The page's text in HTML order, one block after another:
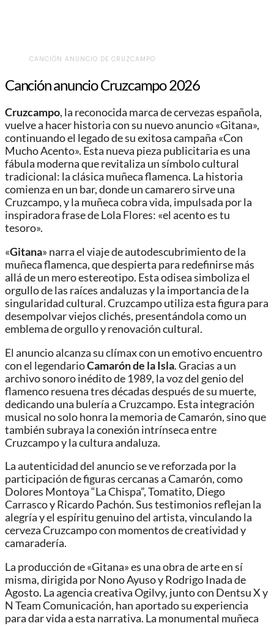
CANCIÓN ANUNCIO DE CRUZCAMPO
Canción anuncio Cruzcampo 2026
Cruzcampo, la reconocida marca de cervezas española,
vuelve a hacer historia con su nuevo anuncio «Gitana»,
continuando el legado de su exitosa campaña «Con
Mucho Acento». Esta nueva pieza publicitaria es una
fábula moderna que revitaliza un símbolo cultural
tradicional: la clásica muñeca flamenca. La historia
comienza en un bar, donde un camarero sirve una
Cruzcampo, y la muñeca cobra vida, impulsada por la
inspiradora frase de Lola Flores: «el acento es tu
tesoro».
«Gitana» narra el viaje de autodescubrimiento de la
muñeca flamenca, que despierta para redefinirse más
allá de un mero estereotipo. Esta odisea simboliza el
orgullo de las raíces andaluzas y la importancia de la
singularidad cultural. Cruzcampo utiliza esta figura para
desempolvar viejos clichés, presentándola como un
emblema de orgullo y renovación cultural.
El anuncio alcanza su clímax con un emotivo encuentro
con el legendarioCamarón de la Isla. Gracias a un
archivo sonoro inédito de 1989, la voz del genio del
flamenco resuena tres décadas después de su muerte,
dedicando una bulería a Cruzcampo. Esta integración
musical no solo honra la memoria de Camarón, sino que
también subraya la conexión intrínseca entre
Cruzcampo y la cultura andaluza.
La autenticidad del anuncio se ve reforzada por la
participación de figuras cercanas a Camarón, como
Dolores Montoya “La Chispa”, Tomatito, Diego
Carrasco y Ricardo Pachón. Sus testimonios reflejan la
alegría y el espíritu genuino del artista, vinculando la
cerveza Cruzcampo con momentos de creatividad y
camaradería.
La producción de «Gitana» es una obra de arte en sí
misma, dirigida por Nono Ayuso y Rodrigo Inada de
Agosto. La agencia creativa Ogilvy, junto con Dentsu X y
N Team Comunicación, han aportado su experiencia
para dar vida a esta narrativa. La monumental muñeca